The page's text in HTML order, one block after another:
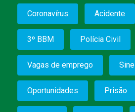
Coronavírus Acidente
3º BBM Polícia Civil
Vagas de emprego Sine
Oportunidades Prisão